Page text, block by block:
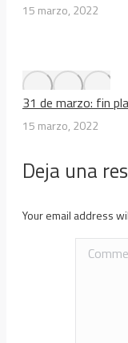
15 marzo, 2022
31 de marzo: fin
15 marzo, 2022
Deja una
Your email address